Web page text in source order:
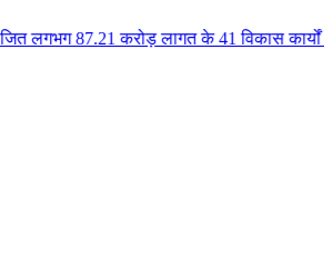
41 विकास कार्यों का किया लोकार्पण एवं